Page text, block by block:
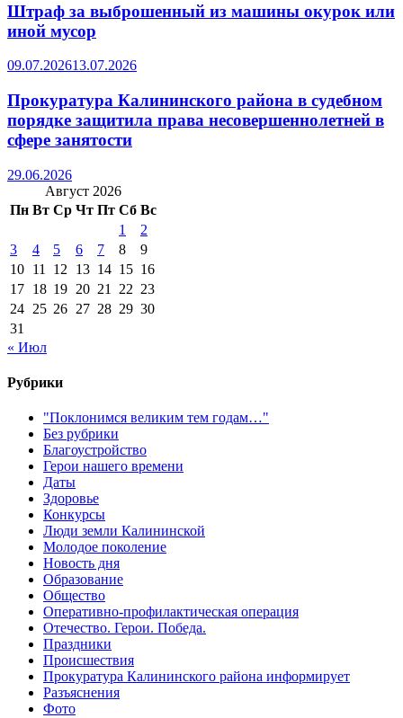
Штраф за выброшенный из машины окурок или
иной мусор
09.07.202613.07.2026
Прокуратура Калининского района в судебном
порядке защитила права несовершеннолетней в
сфере занятости
29.06.2026
Август 2026
Пн Вт Ср Чт Пт Сб Вс
1
2
3
4 5 6 7 8
9
10 11 12 13 14 15 16
17 18 19 20 21 22 23
24 25 26 27 28 29 30
31
« Июл
Рубрики
"Поклонимся великим тем годам…"
Без рубрики
Благоустройство
Герои нашего времени
Даты
Здоровье
Конкурсы
Люди земли Калининской
Молодое поколение
Новость дня
Образование
Общество
Оперативно-профилактическая операция
Отечество. Герои. Победа.
Праздники
Происшествия
Прокуратура Калининского района информирует
Разъяснения
Фото